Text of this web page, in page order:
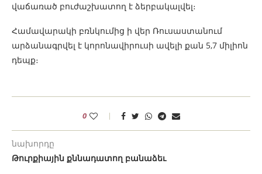
վաճառած բուժաշխատող է ձերբակալվել։
Համավարակի բռնկումից ի վեր Ռուսաստանում
արձանագրվել է կորոնավիրուսի ավելի քան 5,7 միլիոն
դեպք։
0
նախորդը
Թուրքիային քննադատող բանաձեւ